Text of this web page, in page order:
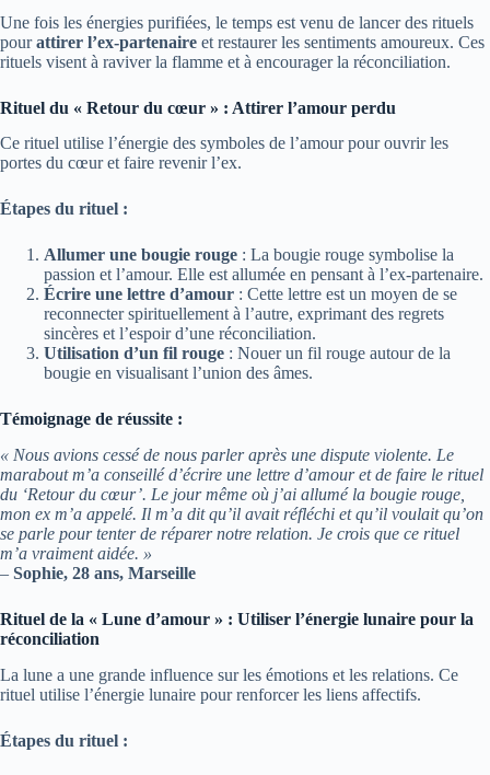
Une fois les énergies purifiées, le temps est venu de lancer des rituels
pourattirer l’ex-partenaire et restaurer les sentiments amoureux. Ces
rituels visent à raviver la flamme et à encourager la réconciliation.
Rituel du « Retour du cœur » : Attirer l’amour perdu
Ce rituel utilise l’énergie des symboles de l’amour pour ouvrir les
portes du cœur et faire revenir l’ex.
Étapes du rituel :
Allumer une bougie rouge : La bougie rouge symbolise la
passion et l’amour. Elle est allumée en pensant à l’ex-partenaire.
Écrire une lettre d’amour : Cette lettre est un moyen de se
reconnecter spirituellement à l’autre, exprimant des regrets
sincères et l’espoir d’une réconciliation.
Utilisation d’un fil rouge : Nouer un fil rouge autour de la
bougie en visualisant l’union des âmes.
Témoignage de réussite :
« Nous avions cessé de nous parler après une dispute violente. Le
marabout m’a conseillé d’écrire une lettre d’amour et de faire le rituel
du ‘Retour du cœur’. Le jour même où j’ai allumé la bougie rouge,
mon ex m’a appelé. Il m’a dit qu’il avait réfléchi et qu’il voulait qu’on
se parle pour tenter de réparer notre relation. Je crois que ce rituel
m’a vraiment aidée. »
– Sophie, 28 ans, Marseille
Rituel de la « Lune d’amour » : Utiliser l’énergie lunaire pour la
réconciliation
La lune a une grande influence sur les émotions et les relations. Ce
rituel utilise l’énergie lunaire pour renforcer les liens affectifs.
Étapes du rituel :